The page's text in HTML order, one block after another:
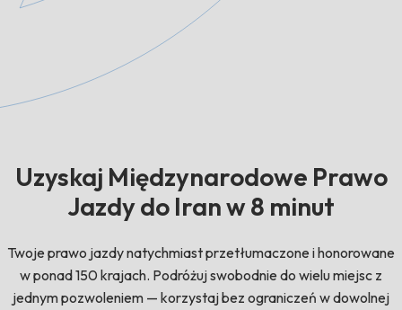
Uzyskaj Międzynarodowe Prawo
Jazdy do Iran w 8 minut
Twoje prawo jazdy natychmiast przetłumaczone i honorowane
w ponad 150 krajach. Podróżuj swobodnie do wielu miejsc z
jednym pozwoleniem — korzystaj bez ograniczeń w dowolnej